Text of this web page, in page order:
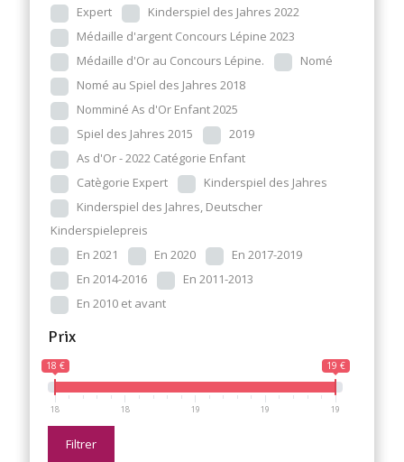
Expert
Kinderspiel des Jahres 2022
Médaille d'argent Concours Lépine 2023
Médaille d'Or au Concours Lépine.
Nomé
Nomé au Spiel des Jahres 2018
Nomminé As d'Or Enfant 2025
Spiel des Jahres 2015
2019
As d'Or - 2022 Catégorie Enfant
Catègorie Expert
Kinderspiel des Jahres
Kinderspiel des Jahres, Deutscher
Kinderspielepreis
En 2021
En 2020
En 2017-2019
En 2014-2016
En 2011-2013
En 2010 et avant
Prix
18 € 19 €
18 18 19 19 19
Filtrer